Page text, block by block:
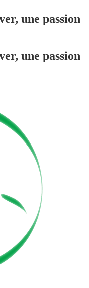
une passion
une passion